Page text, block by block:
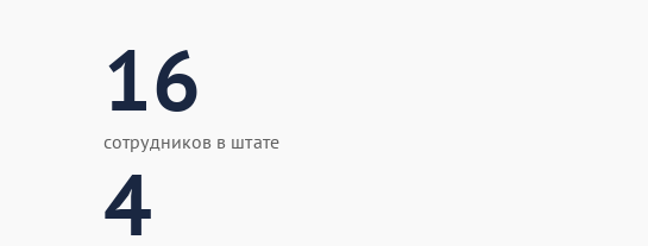
16
сотрудников в штате
4